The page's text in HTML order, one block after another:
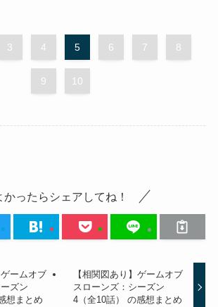
3 4 5 6 7 8
9 10
かったらシェアしてね！
ゲームオブ
ズン
想まとめ
【相関図あり】ゲームオブ
スローンズ：シーズン
4（全10話） の感想まとめ